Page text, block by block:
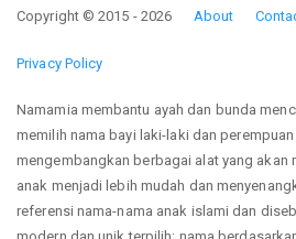
Copyright © 2015 - 2026 About
Privacy Policy
Namamia membantu ayah dan bunda
memilih nama bayi laki-laki dan
mengembangkan berbagai alat yang akan
anak menjadi lebih mudah dan
referensi nama-nama anak islami dan